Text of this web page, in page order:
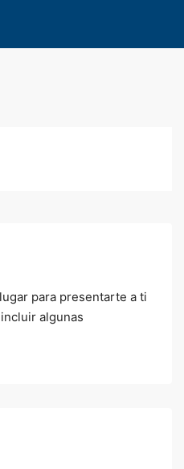
para presentarte a ti
algunas